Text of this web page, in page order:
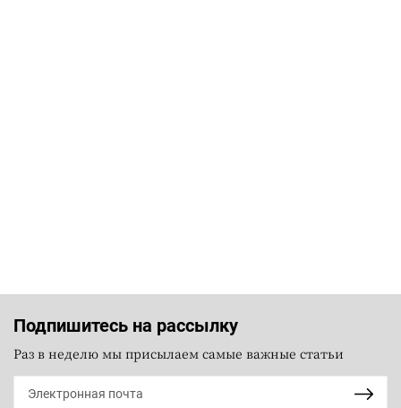
Подпишитесь на рассылку
Раз в неделю мы присылаем самые важные статьи